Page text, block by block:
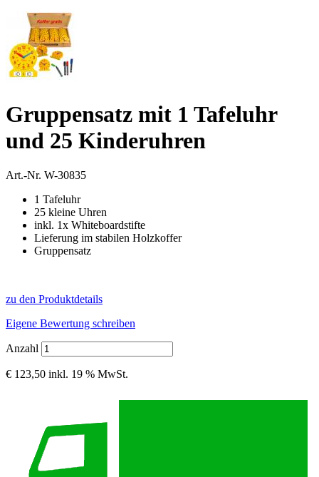
Gruppensatz mit 1 Tafeluhr
und 25 Kinderuhren
Art.-Nr. W-30835
1 Tafeluhr
25 kleine Uhren
inkl. 1x Whiteboardstifte
Lieferung im stabilen Holzkoffer
Gruppensatz
zu den Produktdetails
Eigene Bewertung schreiben
Anzahl
€ 123,50 inkl. 19 % MwSt.